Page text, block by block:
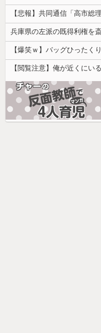
【閲覧注意】俺が近くにい